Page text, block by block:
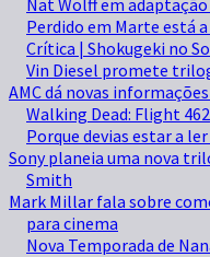
Nat Wolff em
Perdido em Marte está
Crítica | Shokugeki no
Vin Diesel promete
AMC dá novas
Walking Dead: Flight 462
Porque devias estar a ler
Sony planeia uma nova
Smith
Mark Millar fala sobre
para cinema
Nova Temporada de